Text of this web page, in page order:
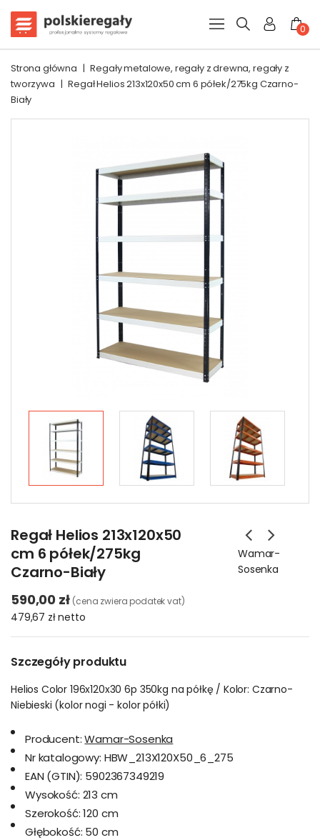
0
Strona główna | Regały metalowe, regały z drewna, regały z
tworzywa | Regał Helios 213x120x50 cm 6 półek/275kg Czarno-
Biały
Regał Helios 213x120x50
cm 6 półek/275kg
Czarno-Biały
Wamar-
Sosenka
590,00 zł (cena zwiera podatek vat)
479,67 złnetto
Szczegóły produktu
Helios Color 196x120x30 6p 350kg na półkę / Kolor: Czarno-
Niebieski (kolor nogi - kolor półki)
Producent: Wamar-Sosenka
Nr katalogowy: HBW_213X120X50_6_275
EAN (GTIN): 5902367349219
Wysokość: 213 cm
Szerokość: 120 cm
Głębokość: 50 cm